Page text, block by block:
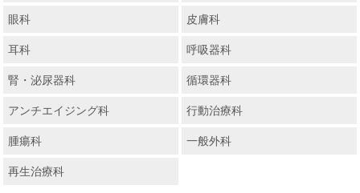
眼科 皮膚科
耳科 呼吸器科
腎・泌尿器科 循環器科
アンチエイジング科 行動治療科
腫瘍科 一般外科
再生治療科